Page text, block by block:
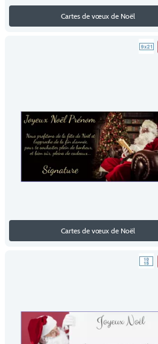
Cartes de vœux de Noël
Cartes de vœux de Noël